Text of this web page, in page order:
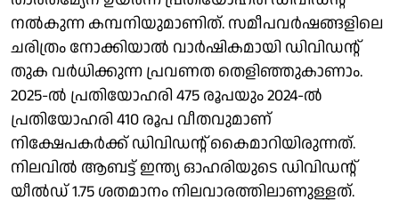
നൽകുന്ന കമ്പനിയുമാണിത്. സമീപവർഷങ്ങളിലെ
ചരിത്രം നോക്കിയാൽ വാർഷികമായി ഡിവിഡന്റ്
തുക വർധിക്കുന്ന പ്രവണത തെളിഞ്ഞുകാണാം.
2025-ൽ പ്രതിയോഹരി 475 രൂപയും 2024-ൽ
പ്രതിയോഹരി 410 രൂപ വീതവുമാണ്
നിക്ഷേപകർക്ക് ഡിവിഡന്റ് കൈമാറിയിരുന്നത്.
നിലവിൽ ആബട്ട് ഇന്ത്യ ഓഹരിയുടെ ഡിവി‍ഡന്റ്
യീൽഡ് 1.75 ശതമാനം നിലവാരത്തിലാണുള്ളത്.